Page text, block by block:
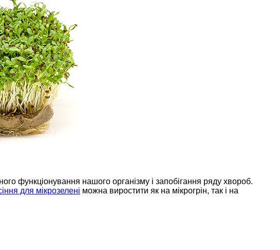
функціонування нашого організму і запобігання ряду хвороб.
для мікрозелені можна виростити як на мікрогрін, так і на